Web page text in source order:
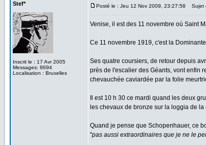
Stef*
Inscrit le : 17 Avr 2005
Messages: 8694
Localisation : Bruxelles
Posté le : Jeu 12 Nov 2009, 23:27:58 Sujet
Venise, il est des 11 novembre où Saint
Ce 11 novembre 1919, c'est la
Ses quatre coursiers, de retour depuis
près de l'escalier des Géants, vont enfin
chevauchée caviardée par la folie
Il est 10 h 30 ce mardi quand les deux
les chevaux de bronze sur la loggia de
Quand je pense que Schopenhauer, ce
"pas aussi extraordinaires que je ne le